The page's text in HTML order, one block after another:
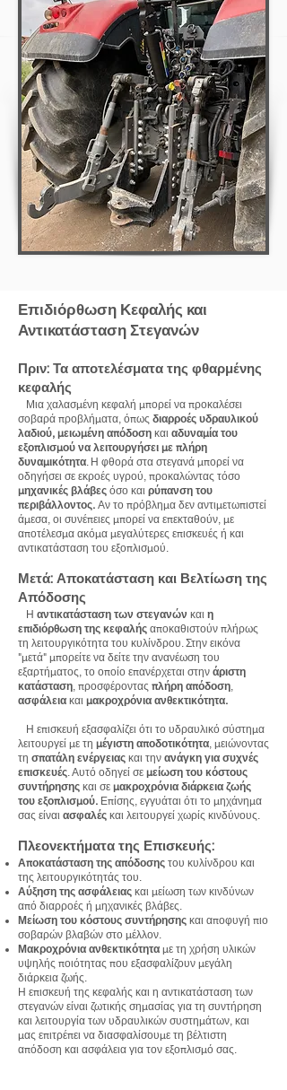
Επιδιόρθωση Κεφαλής και
Αντικατάσταση Στεγανών
Πριν: Τα αποτελέσματα της φθαρμένης
κεφαλής
Μια χαλασμένη κεφαλή μπορεί να προκαλέσει
σοβαρά προβλήματα, όπως διαρροές υδραυλικού
λαδιού, μειωμένη απόδοση και αδυναμία του
εξοπλισμού να λειτουργήσει με πλήρη
δυναμικότητα. Η φθορά στα στεγανά μπορεί να
οδηγήσει σε εκροές υγρού, προκαλώντας τόσο
μηχανικές βλάβες όσο και ρύπανση του
περιβάλλοντος. Αν το πρόβλημα δεν αντιμετωπιστεί
άμεσα, οι συνέπειες μπορεί να επεκταθούν, με
αποτέλεσμα ακόμα μεγαλύτερες επισκευές ή και
αντικατάσταση του εξοπλισμού.
Μετά: Αποκατάσταση και Βελτίωση της
Απόδοσης
Η αντικατάσταση των στεγανών και η
επιδιόρθωση της κεφαλής αποκαθιστούν πλήρως
τη λειτουργικότητα του κυλίνδρου. Στην εικόνα
"μετά" μπορείτε να δείτε την ανανέωση του
εξαρτήματος, το οποίο επανέρχεται στην άριστη
κατάσταση, προσφέροντας πλήρη απόδοση,
ασφάλεια και μακροχρόνια ανθεκτικότητα.
Η επισκευή εξασφαλίζει ότι το υδραυλικό σύστημα
λειτουργεί με τη μέγιστη αποδοτικότητα, μειώνοντας
τη σπατάλη ενέργειας και την ανάγκη για συχνές
επισκευές. Αυτό οδηγεί σε μείωση του κόστους
συντήρησης και σε μακροχρόνια διάρκεια ζωής
του εξοπλισμού. Επίσης, εγγυάται ότι το μηχάνημα
σας είναι ασφαλές και λειτουργεί χωρίς κινδύνους.
Πλεονεκτήματα της Επισκευής:
Αποκατάσταση της απόδοσης του κυλίνδρου και
της λειτουργικότητάς του.
Αύξηση της ασφάλειας και μείωση των κινδύνων
από διαρροές ή μηχανικές βλάβες.
Μείωση του κόστους συντήρησης και αποφυγή πιο
σοβαρών βλαβών στο μέλλον.
Μακροχρόνια ανθεκτικότητα με τη χρήση υλικών
υψηλής ποιότητας που εξασφαλίζουν μεγάλη
διάρκεια ζωής.
Η επισκευή της κεφαλής και η αντικατάσταση των
στεγανών είναι ζωτικής σημασίας για τη συντήρηση
και λειτουργία των υδραυλικών συστημάτων, και
μας επιτρέπει να διασφαλίσουμε τη βέλτιστη
απόδοση και ασφάλεια για τον εξοπλισμό σας.